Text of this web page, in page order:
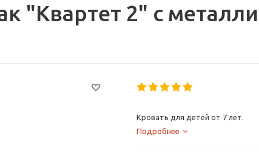
"Квартет 2" с
Кровать для детей от 7 лет.
Подробнее